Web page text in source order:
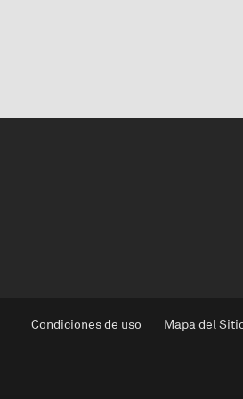
Condiciones de uso Mapa del